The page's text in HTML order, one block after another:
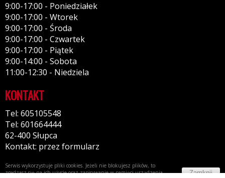
9:00-17:00 - Poniedziałek
9:00-17:00 - Wtorek
9:00-17:00 - Środa
9:00-17:00 - Czwartek
9:00-17:00 - Piątek
9:00-14:00 - Sobota
11:00-12:30 - Niedziela
KONTAKT
Tel: 605105548
Tel: 601664444
62-400 Słupca
Kontakt: przez formularz
Serwis wykorzystuje pliki cookies. Jeżeli nie blokujesz plików, to
zgadzasz się na ich użycie oraz zapisywanie w pamięci urządzenia.
Zamknij